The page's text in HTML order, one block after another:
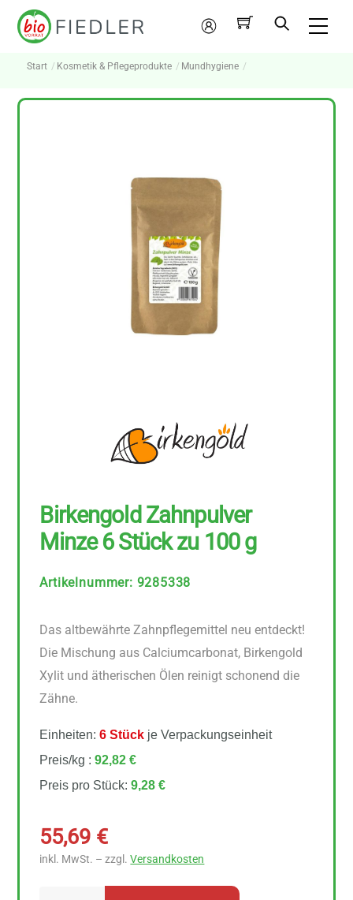
Skip
Mein
Konto
Start Kosmetik & Pflegeprodukte Mundhygiene
Birkengold Zahnpulver
Minze 6 Stück zu 100 g
Artikelnummer: 9285338
Das altbewährte Zahnpflegemittel neu entdeckt!
Die Mischung aus Calciumcarbonat, Birkengold
Xylit und ätherischen Ölen reinigt schonend die
Zähne.
Einheiten:6 Stück je Verpackungseinheit
Preis/kg :92,82 €
Preis pro Stück:9,28 €
55,69 €
inkl. MwSt. – zzgl.Versandkosten